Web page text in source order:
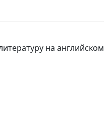
на английском